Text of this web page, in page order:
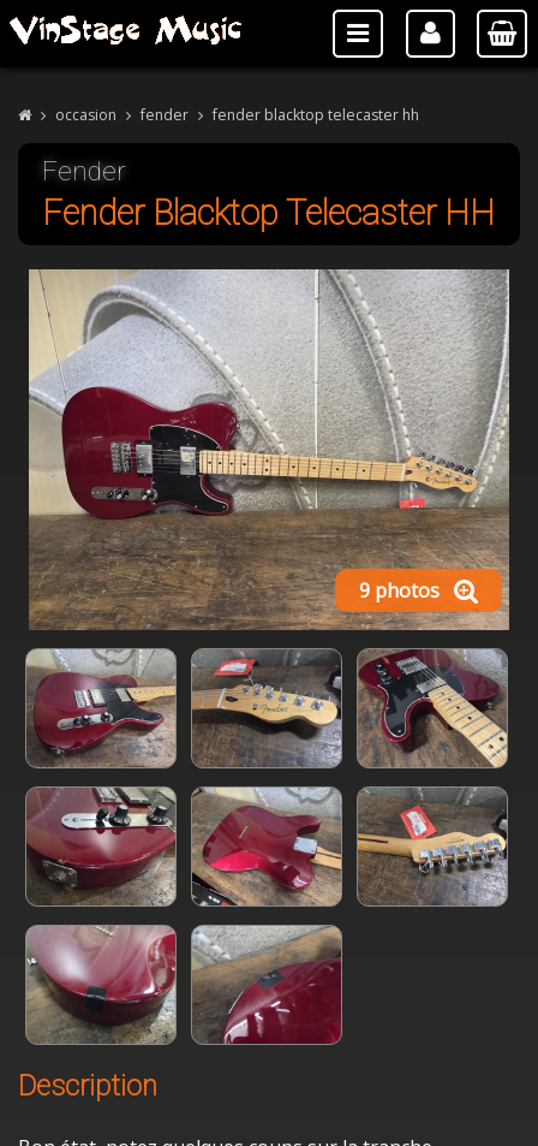
occasion fender fender blacktop telecaster hh
Fender
Fender Blacktop Telecaster HH
9 photos
Description